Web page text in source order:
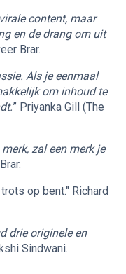
content, maar
en de drang om uit
Brar.
Als je eenmaal
om inhoud te
” Priyanka Gill (The
zal een merk je
op bent." Richard
drie originele en
Sindwani.